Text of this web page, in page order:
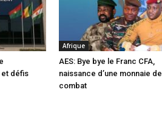
et défis
Afrique
AES: Bye bye le Franc CFA,
naissance d’une monnaie de
combat